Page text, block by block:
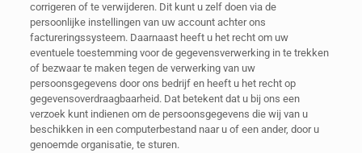
corrigeren of te verwijderen. Dit kunt u zelf doen via de
persoonlijke instellingen van uw account achter ons
factureringssysteem. Daarnaast heeft u het recht om uw
eventuele toestemming voor de gegevensverwerking in te trekken
of bezwaar te maken tegen de verwerking van uw
persoonsgegevens door ons bedrijf en heeft u het recht op
gegevensoverdraagbaarheid. Dat betekent dat u bij ons een
verzoek kunt indienen om de persoonsgegevens die wij van u
beschikken in een computerbestand naar u of een ander, door u
genoemde organisatie, te sturen.